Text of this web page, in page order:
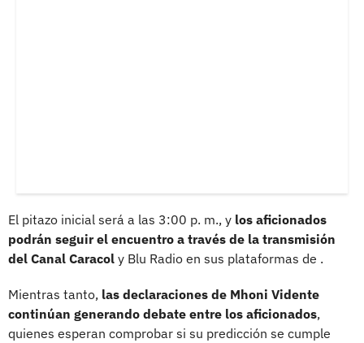
El pitazo inicial será a las 3:00 p. m., y los aficionados
podrán seguir el encuentro a través de la transmisión
del Canal Caracol y Blu Radio en sus plataformas de .
Mientras tanto, las declaraciones de Mhoni Vidente
continúan generando debate entre los aficionados,
quienes esperan comprobar si su predicción se cumple